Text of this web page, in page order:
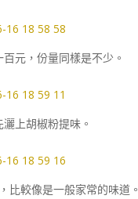
元，份量同樣是不少。
上胡椒粉提味。
比較像是一般家常的味道。